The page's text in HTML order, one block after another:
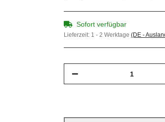
Sofort verfügbar
Lieferzeit: 1 - 2 Werktage (DE -